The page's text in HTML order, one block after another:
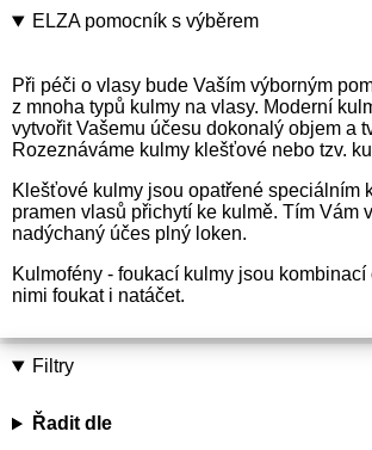
ELZA pomocník s výběrem
Při péči o vlasy bude Vaším výborným
z mnoha typů kulmy na vlasy. Moderní
vytvořit Vašemu účesu dokonalý objem a
Rozeznáváme kulmy klešťové nebo tzv.
Klešťové kulmy jsou opatřené speciálním
pramen vlasů přichytí ke kulmě. Tím Vám
nadýchaný účes plný loken.
Kulmofény - foukací kulmy jsou kombinací
nimi foukat i natáčet.
Filtry
Řadit dle